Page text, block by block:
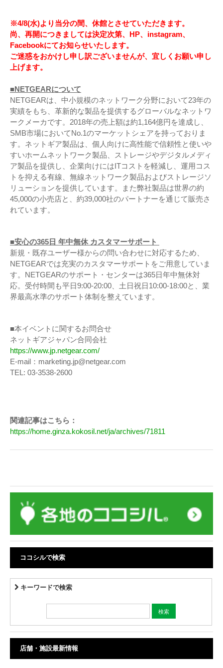
※4/8(水)より当分の間、休館とさせていただきます。
尚、再開につきましては決定次第、HP、instagram、
Facebookにてお知らせいたします。
ご迷惑をおかけし申し訳ございませんが、宜しくお願い申し
上げます。
■NETGEARについて
NETGEARは、中小規模のネットワーク分野において23年の
実績をもち、革新的な製品を提供するグローバルなネットワ
ークメーカです。2018年の売上額は約1,164億円を達成し、
SMB市場においてNo.1のマーケットシェアを持っておりま
す。ネットギア製品は、個人向けに高性能で信頼性と使いや
すいホームネットワーク製品、ストレージやデジタルメディ
ア製品を提供し、企業向けにはITコストを軽減し、運用コス
トを抑える有線、無線ネットワーク製品およびストレージソ
リューションを提供しています。また弊社製品は世界の約
45,000の小売店と、約39,000社のパートナーを通じて販売さ
れています。
■安心の365日 年中無休 カスタマーサポート
新規・既存ユーザー様からの問い合わせに対応するため、
NETGEARでは充実のカスタマーサポートをご用意していま
す。NETGEARのサポート・センターは365日年中無休対
応。受付時間も平日9:00-20:00、土日祝日10:00-18:00と、業
界最高水準のサポート体制を整えています。
■本イベントに関するお問合せ
ネットギアジャパン合同会社
https://www.jp.netgear.com/
E-mail：marketing.jp@netgear.com
TEL: 03-3538-2600
関連記事はこちら：
https://home.ginza.kokosil.net/ja/archives/71811
ココシルで検索
キーワードで検索
店舗・施設最新情報